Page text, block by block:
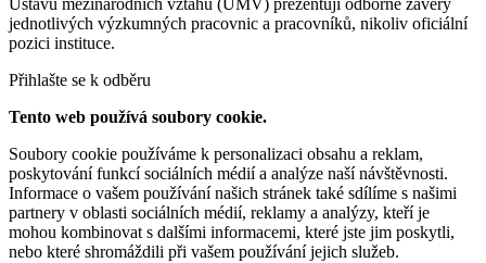
Ústavu mezinárodních vztahů (ÚMV) prezentují odborné závěry
jednotlivých výzkumných pracovnic a pracovníků, nikoliv oficiální
pozici instituce.
Přihlašte se k odběru
Tento web používá soubory cookie.
Soubory cookie používáme k personalizaci obsahu a reklam,
poskytování funkcí sociálních médií a analýze naší návštěvnosti.
Informace o vašem používání našich stránek také sdílíme s našimi
partnery v oblasti sociálních médií, reklamy a analýzy, kteří je
mohou kombinovat s dalšími informacemi, které jste jim poskytli,
nebo které shromáždili při vašem používání jejich služeb.